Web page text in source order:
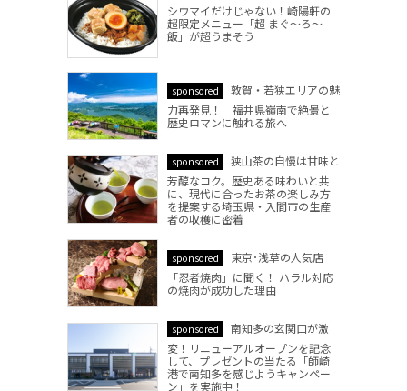
シウマイだけじゃない！崎陽軒の
超限定メニュー「超 まぐ～ろ～
飯」が超うまそう
sponsored
敦賀・若狭エリアの魅
力再発見！ 福井県嶺南で絶景と
歴史ロマンに触れる旅へ
sponsored
狭山茶の自慢は甘味と
芳醇なコク。歴史ある味わいと共
に、現代に合ったお茶の楽しみ方
を提案する埼玉県・入間市の生産
者の収穫に密着
sponsored
東京･浅草の人気店
「忍者焼肉」に聞く！ ハラル対応
の焼肉が成功した理由
sponsored
南知多の玄関口が激
変！リニューアルオープンを記念
して、プレゼントの当たる「師崎
港で南知多を感じようキャンペー
ン」を実施中！